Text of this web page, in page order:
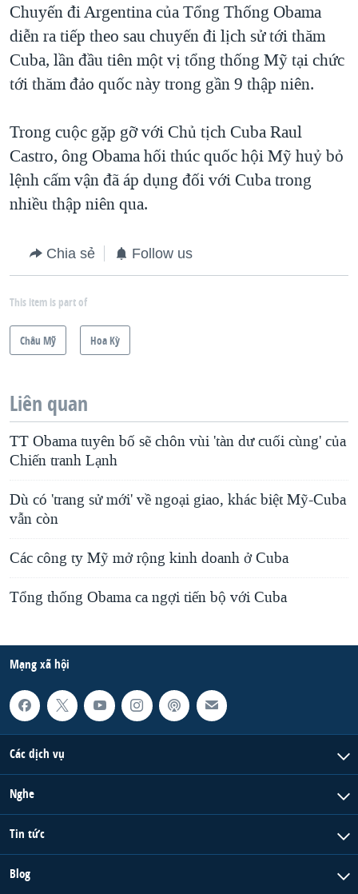
Chuyến đi Argentina của Tổng Thống Obama
diễn ra tiếp theo sau chuyến đi lịch sử tới thăm
Cuba, lần đầu tiên một vị tổng thống Mỹ tại chức
tới thăm đảo quốc này trong gần 9 thập niên.
Trong cuộc gặp gỡ với Chủ tịch Cuba Raul
Castro, ông Obama hối thúc quốc hội Mỹ huỷ bỏ
lệnh cấm vận đã áp dụng đối với Cuba trong
nhiều thập niên qua.
Chia sẻ Follow us
This item is part of
Châu Mỹ Hoa Kỳ
Liên quan
TT Obama tuyên bố sẽ chôn vùi 'tàn dư cuối cùng' của
Chiến tranh Lạnh
Dù có 'trang sử mới' về ngoại giao, khác biệt Mỹ-Cuba
vẫn còn
Các công ty Mỹ mở rộng kinh doanh ở Cuba
Tổng thống Obama ca ngợi tiến bộ với Cuba
Mạng xã hội
Các dịch vụ
Nghe
Tin tức
Blog